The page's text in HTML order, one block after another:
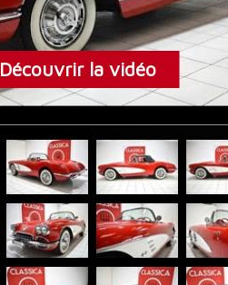
Découvrir la vidéo